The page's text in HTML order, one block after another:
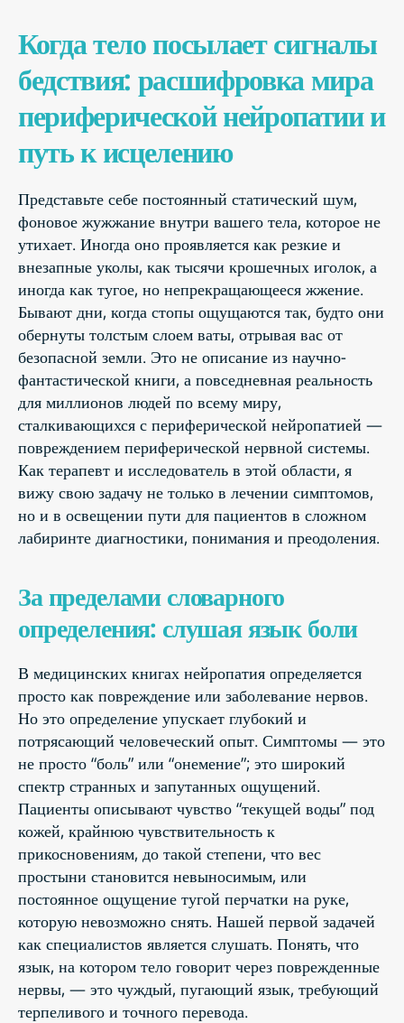
Когда тело посылает сигналы
бедствия: расшифровка мира
периферической нейропатии и
путь к исцелению
Представьте себе постоянный статический шум,
фоновое жужжание внутри вашего тела, которое не
утихает. Иногда оно проявляется как резкие и
внезапные уколы, как тысячи крошечных иголок, а
иногда как тугое, но непрекращающееся жжение.
Бывают дни, когда стопы ощущаются так, будто они
обернуты толстым слоем ваты, отрывая вас от
безопасной земли. Это не описание из научно-
фантастической книги, а повседневная реальность
для миллионов людей по всему миру,
сталкивающихся с периферической нейропатией —
повреждением периферической нервной системы.
Как терапевт и исследователь в этой области, я
вижу свою задачу не только в лечении симптомов,
но и в освещении пути для пациентов в сложном
лабиринте диагностики, понимания и преодоления.
За пределами словарного
определения: слушая язык боли
В медицинских книгах нейропатия определяется
просто как повреждение или заболевание нервов.
Но это определение упускает глубокий и
потрясающий человеческий опыт. Симптомы — это
не просто “боль” или “онемение”; это широкий
спектр странных и запутанных ощущений.
Пациенты описывают чувство “текущей воды” под
кожей, крайнюю чувствительность к
прикосновениям, до такой степени, что вес
простыни становится невыносимым, или
постоянное ощущение тугой перчатки на руке,
которую невозможно снять. Нашей первой задачей
как специалистов является слушать. Понять, что
язык, на котором тело говорит через поврежденные
нервы, — это чуждый, пугающий язык, требующий
терпеливого и точного перевода.